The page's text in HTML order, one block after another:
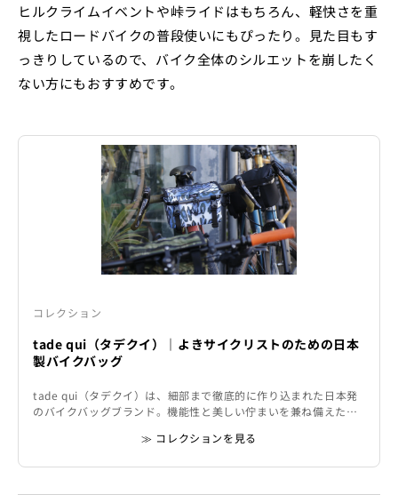
ヒルクライムイベントや峠ライドはもちろん、軽快さを重
視したロードバイクの普段使いにもぴったり。見た目もす
っきりしているので、バイク全体のシルエットを崩したく
ない方にもおすすめです。
コレクション
tade qui（タデクイ）｜よきサイクリストのための日本
製バイクバッグ
tade qui（タデクイ）は、細部まで徹底的に作り込まれた日本発
のバイクバッグブランド。機能性と美しい佇まいを兼ね備えたバ
≫ コレクションを見る